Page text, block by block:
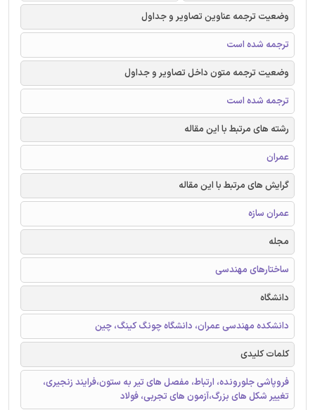
وضعیت ترجمه عناوین تصاویر و جداول
ترجمه شده است
وضعیت ترجمه متون داخل تصاویر و جداول
ترجمه شده است
رشته های مرتبط با این مقاله
عمران
گرایش های مرتبط با این مقاله
عمران سازه
مجله
ساختارهای مهندسی
دانشگاه
دانشکده مهندسی عمران، دانشگاه چونگ کینگ، چین
کلمات کلیدی
فروپاشی جلورونده، ارتباط، مفصل های تیر به ستون،فرایند زنجیری،
تغییر شکل های بزرگ،آزمون های تجربی، فولاد